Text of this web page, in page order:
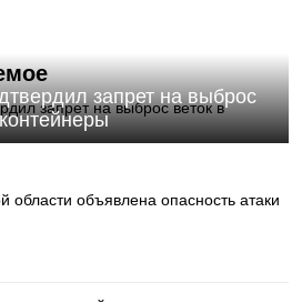
запрет на выброс
области объявлена опасность атаки